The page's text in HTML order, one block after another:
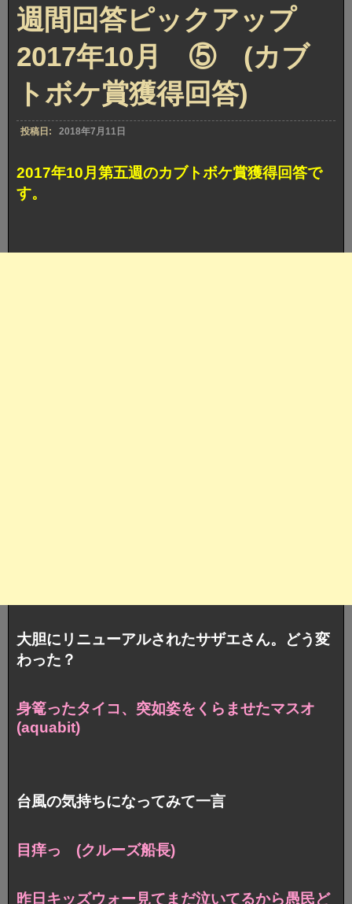
週間回答ピックアップ
2017年10月 ⑤ (カブ
トボケ賞獲得回答)
投稿日: 2018年7月11日
2017年10月第五週のカブトボケ賞獲得回答で
す。
大胆にリニューアルされたサザエさん。どう変
わった？
身篭ったタイコ、 突如姿をくらませたマスオ
(aquabit)
台風の気持ちになってみて一言
目痒っ (クルーズ船長)
昨日キッズウォー見て まだ泣いてるから愚民ど